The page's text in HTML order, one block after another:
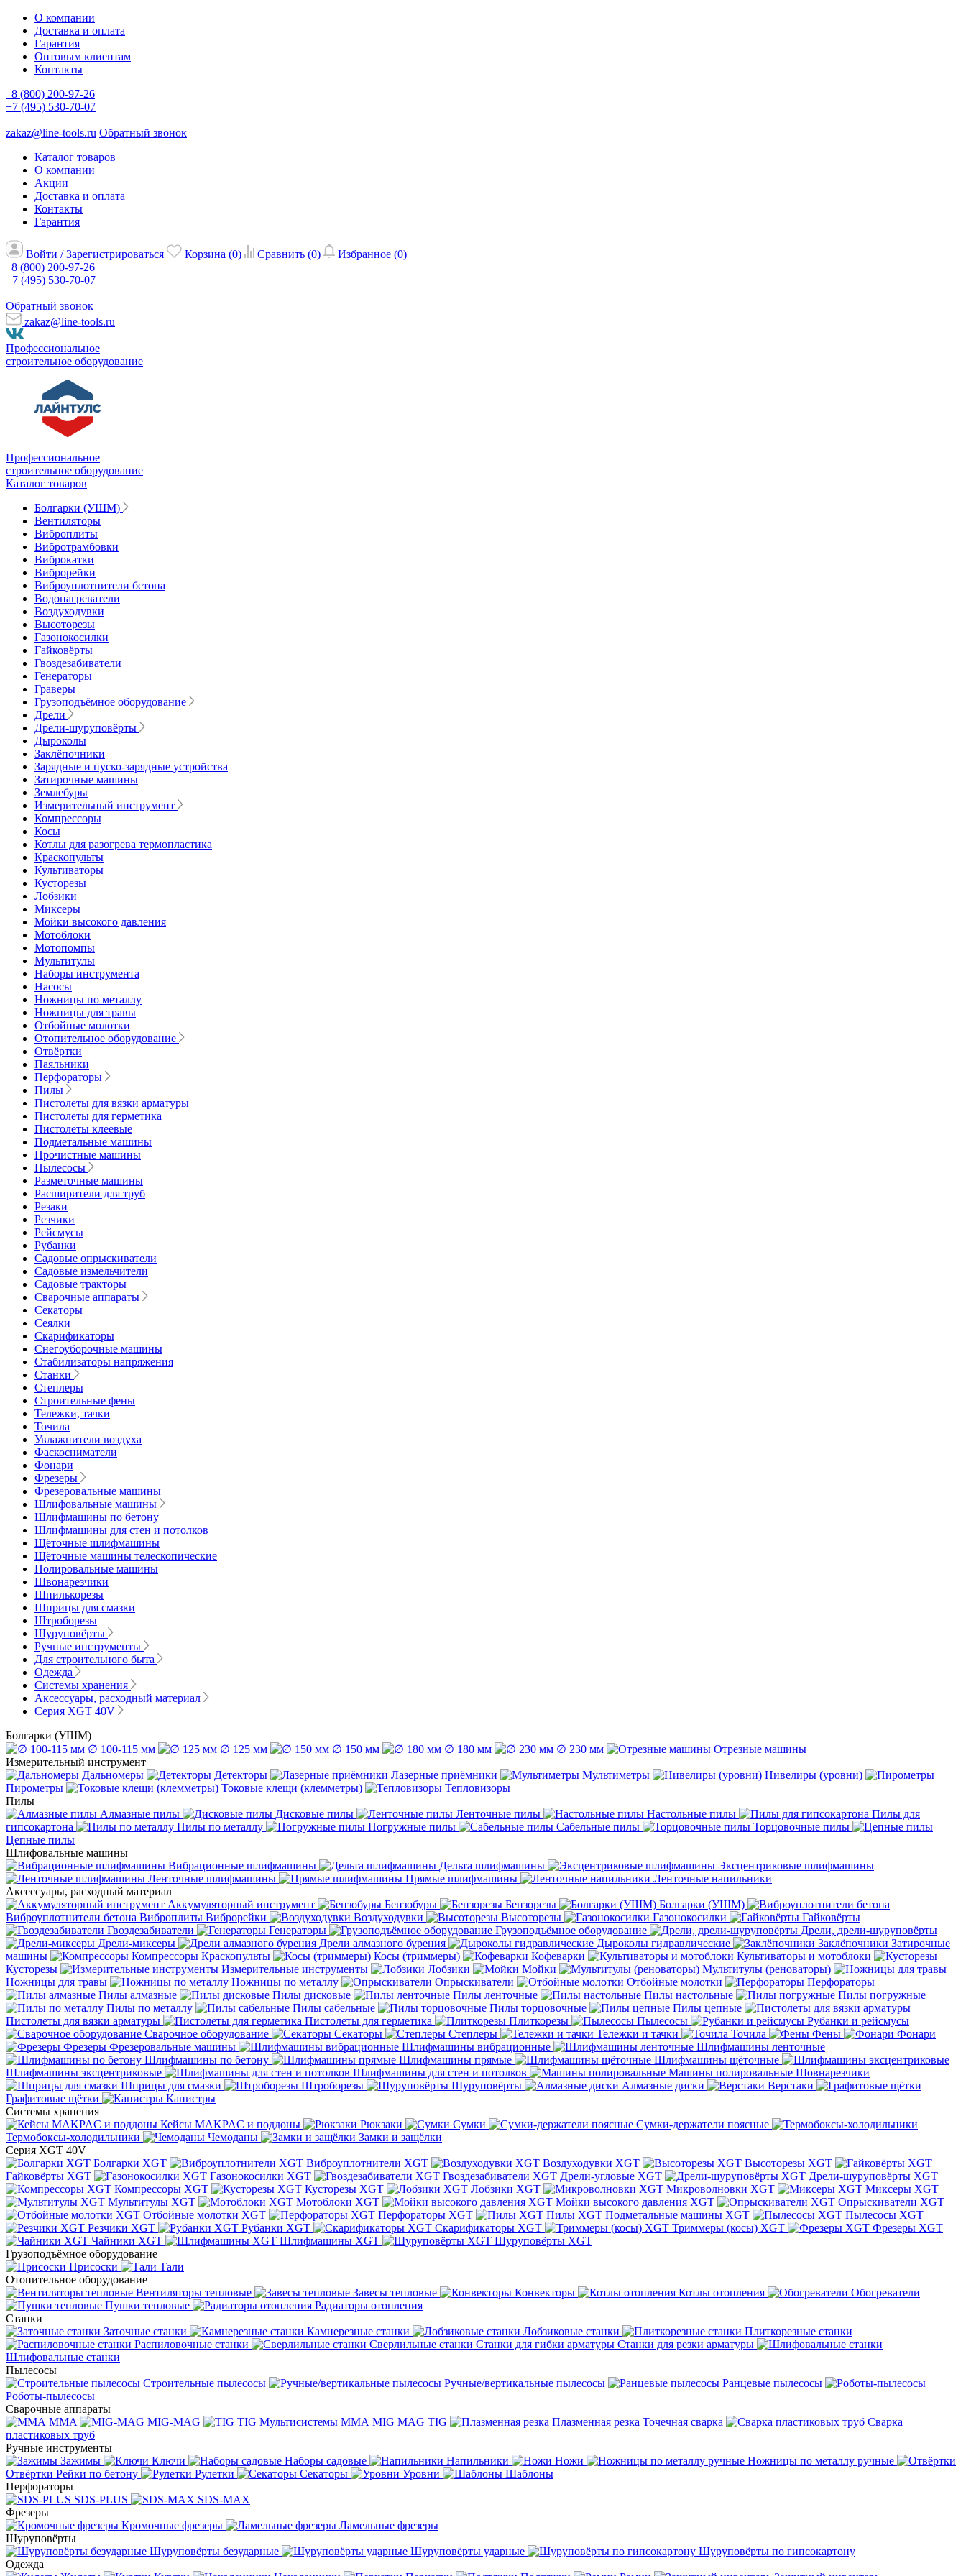
О компании
Доставка и оплата
Гарантия
Оптовым клиентам
Контакты
8 (800) 200-97-26
+7 (495) 530-70-07
zakaz@line-tools.ru Обратный звонок
Каталог товаров
О компании
Акции
Доставка и оплата
Контакты
Гарантия
Войти / Зарегистрироваться Корзина (0) Сравнить (0) Избранное (0)
8 (800) 200-97-26
+7 (495) 530-70-07
Обратный звонок
zakaz@line-tools.ru
Профессиональное
строительное оборудование
Профессиональное
строительное оборудование
Каталог товаров
Болгарки (УШМ)
Вентиляторы
Виброплиты
Вибротрамбовки
Виброкатки
Виброрейки
Виброуплотнители бетона
Водонагреватели
Воздуходувки
Высоторезы
Газонокосилки
Гайковёрты
Гвоздезабиватели
Генераторы
Граверы
Грузоподъёмное оборудование
Дрели
Дрели-шуруповёрты
Дыроколы
Заклёпочники
Зарядные и пуско-зарядные устройства
Затирочные машины
Землебуры
Измерительный инструмент
Компрессоры
Косы
Котлы для разогрева термопластика
Краскопульты
Культиваторы
Кусторезы
Лобзики
Миксеры
Мойки высокого давления
Мотоблоки
Мотопомпы
Мультитулы
Наборы инструмента
Насосы
Ножницы по металлу
Ножницы для травы
Отбойные молотки
Отопительное оборудование
Отвёртки
Паяльники
Перфораторы
Пилы
Пистолеты для вязки арматуры
Пистолеты для герметика
Пистолеты клеевые
Подметальные машины
Прочистные машины
Пылесосы
Разметочные машины
Расширители для труб
Резаки
Резчики
Рейсмусы
Рубанки
Садовые опрыскиватели
Садовые измельчители
Садовые тракторы
Сварочные аппараты
Секаторы
Сеялки
Скарификаторы
Снегоуборочные машины
Стабилизаторы напряжения
Станки
Степлеры
Строительные фены
Тележки, тачки
Точила
Увлажнители воздуха
Фаскосниматели
Фонари
Фрезеры
Фрезеровальные машины
Шлифовальные машины
Шлифмашины по бетону
Шлифмашины для стен и потолков
Щёточные шлифмашины
Щёточные машины телескопические
Полировальные машины
Швонарезчики
Шпилькорезы
Шприцы для смазки
Штроборезы
Шуруповёрты
Ручные инструменты
Для строительного быта
Одежда
Системы хранения
Аксессуары, расходный материал
Серия XGT 40V
Болгарки (УШМ)
∅ 100-115 мм
∅ 125 мм ∅ 150 мм ∅ 180 мм ∅ 230 мм
Отрезные машины
Измерительный инструмент
Дальномеры
Детекторы Лазерные приёмники Мультиметры
Нивелиры (уровни)
Пирометры
Токовые клещи (клемметры)
Тепловизоры
Пилы
Алмазные пилы
Дисковые пилы Ленточные пилы Настольные пилы
Пилы для
гипсокартона
Пилы по металлу Погружные пилы Сабельные пилы
Торцовочные пилы
Цепные пилы
Шлифовальные машины
Вибрационные шлифмашины
Дельта шлифмашины
Эксцентриковые шлифмашины
Ленточные шлифмашины
Прямые шлифмашины
Ленточные напильники
Аксессуары, расходный материал
Аккумуляторный инструмент
Бензобуры Бензорезы
Болгарки (УШМ)
Виброуплотнители бетона Виброплиты Виброрейки Воздуходувки Высоторезы Газонокосилки
Гайковёрты
Гвоздезабиватели
Генераторы Грузоподъёмное оборудование
Дрели, дрели-шуруповёрты
Дрели-миксеры
Дрели алмазного бурения Дыроколы гидравлические Заклёпочники Затирочные
машины
Компрессоры Краскопульты Косы (триммеры) Кофеварки
Культиваторы и мотоблоки
Кусторезы
Измерительные инструменты Лобзики Мойки
Мультитулы (реноваторы)
Ножницы для травы
Ножницы по металлу Опрыскиватели Отбойные молотки
Перфораторы
Пилы алмазные
Пилы дисковые Пилы ленточные Пилы настольные
Пилы погружные
Пилы по металлу
Пилы сабельные Пилы торцовочные
Пилы цепные
Пистолеты для вязки арматуры
Пистолеты для герметика Плиткорезы Пылесосы
Рубанки и рейсмусы
Сварочное оборудование
Секаторы Степлеры Тележки и тачки Точила Фены
Фонари
Фрезеры Фрезеровальные машины Шлифмашины вибрационные
Шлифмашины ленточные
Шлифмашины по бетону
Шлифмашины прямые
Шлифмашины щёточные
Шлифмашины эксцентриковые
Шлифмашины для стен и потолков Машины полировальные Шовнарезчики
Шприцы для смазки
Штроборезы Шуруповёрты Алмазные диски
Верстаки
Графитовые щётки
Канистры
Системы хранения
Кейсы MAKPAC и поддоны
Рюкзаки Сумки
Сумки-держатели поясные
Термобоксы-холодильники
Чемоданы
Замки и защёлки
Серия XGT 40V
Болгарки XGT
Виброуплотнители XGT Воздуходувки XGT
Высоторезы XGT
Гайковёрты XGT
Газонокосилки XGT Гвоздезабиватели XGT Дрели-угловые XGT
Дрели-шуруповёрты XGT
Компрессоры XGT
Кусторезы XGT Лобзики XGT Микроволновки XGT
Миксеры XGT
Мультитулы XGT
Мотоблоки XGT Мойки высокого давления XGT
Опрыскиватели XGT
Отбойные молотки XGT
Перфораторы XGT Пилы XGT Подметальные машины XGT
Пылесосы XGT
Резчики XGT
Рубанки XGT Скарификаторы XGT Триммеры (косы) XGT
Фрезеры XGT
Чайники XGT
Шлифмашины XGT
Шуруповёрты XGT
Грузоподъёмное оборудование
Присоски
Тали
Отопительное оборудование
Вентиляторы тепловые
Завесы тепловые Конвекторы Котлы отопления
Обогреватели
Пушки тепловые
Радиаторы отопления
Станки
Заточные станки
Камнерезные станки Лобзиковые станки
Плиткорезные станки
Распиловочные станки
Сверлильные станки Станки для гибки арматуры Станки для резки арматуры
Шлифовальные станки
Пылесосы
Строительные пылесосы
Ручные/вертикальные пылесосы
Ранцевые пылесосы
Роботы-пылесосы
Сварочные аппараты
MMA
MIG-MAG TIG Мультисистемы ММА MIG MAG TIG Плазменная резка Точечная сварка
Cварка
пластиковых труб
Ручные инструменты
Зажимы
Ключи Наборы садовые Напильники Ножи
Ножницы по металлу ручные
Отвёртки Рейки по бетону Рулетки Секаторы Уровни
Шаблоны
Перфораторы
SDS-PLUS
SDS-MAX
Фрезеры
Кромочные фрезеры
Ламельные фрезеры
Шуруповёрты
Шуруповёрты безударные
Шуруповёрты ударные
Шуруповёрты по гипсокартону
Одежда